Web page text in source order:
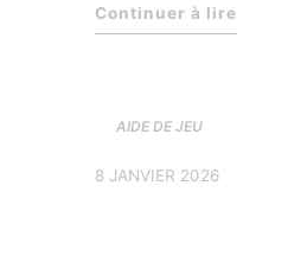
Continuer à lire
AIDE DE JEU
8 JANVIER 2026